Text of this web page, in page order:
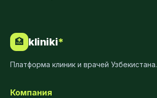
🏥 kliniki*
Платформа клиник и врачей Узбекистана.
Компания